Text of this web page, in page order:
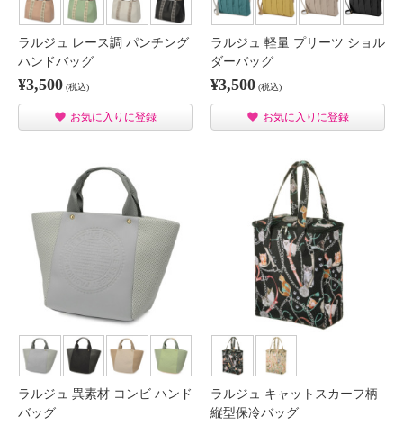
ラルジュ レース調 パンチング
ハンドバッグ
¥3,500 (税込)
お気に入りに登録
ラルジュ 軽量 プリーツ ショル
ダーバッグ
¥3,500 (税込)
お気に入りに登録
ラルジュ 異素材 コンビ ハンド
バッグ
ラルジュ キャットスカーフ柄
縦型保冷バッグ